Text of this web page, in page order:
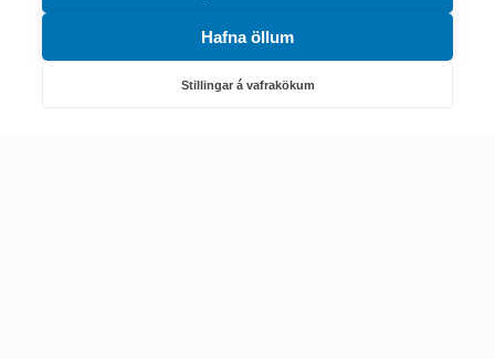
Hafna öllum
Stillingar á vafrakökum
Náttúruverndarstofnun
Veiðimál, friðlýst svæði, landvarsla og náttúruvernd